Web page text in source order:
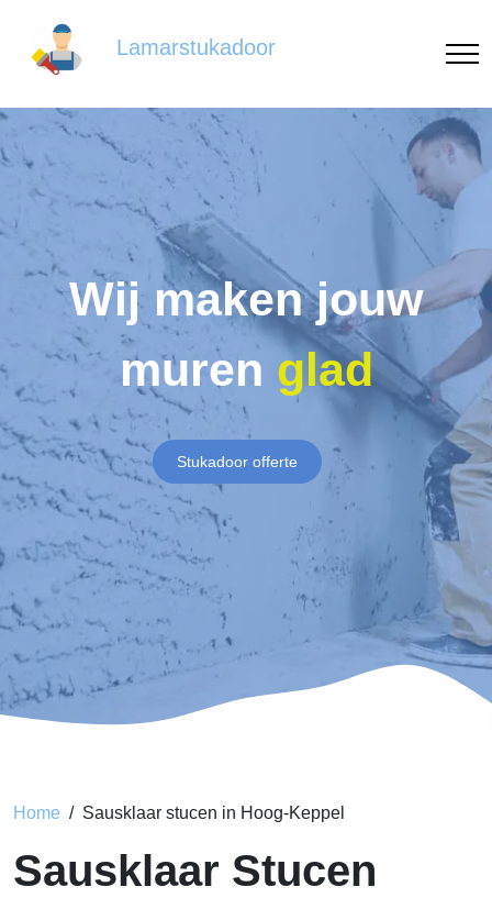
Lamarstukadoor
Wij maken jouw
muren glad
Stukadoor offerte
Home Sausklaar stucen in Hoog-Keppel
Sausklaar Stucen